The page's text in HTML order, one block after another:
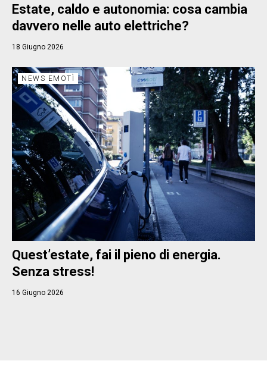
Estate, caldo e autonomia: cosa cambia
davvero nelle auto elettriche?
18 Giugno 2026
NEWS EMOTÌ
Quest’estate, fai il pieno di energia.
Senza stress!
16 Giugno 2026